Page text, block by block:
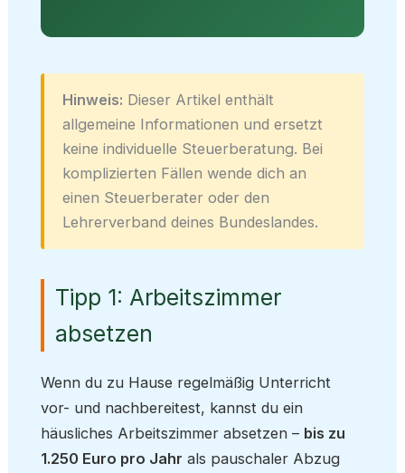
Hinweis: Dieser Artikel enthält
allgemeine Informationen und ersetzt
keine individuelle Steuerberatung. Bei
komplizierten Fällen wende dich an
einen Steuerberater oder den
Lehrerverband deines Bundeslandes.
Tipp 1: Arbeitszimmer
absetzen
Wenn du zu Hause regelmäßig Unterricht
vor- und nachbereitest, kannst du ein
häusliches Arbeitszimmer absetzen – bis zu
1.250 Euro pro Jahr als pauschaler Abzug